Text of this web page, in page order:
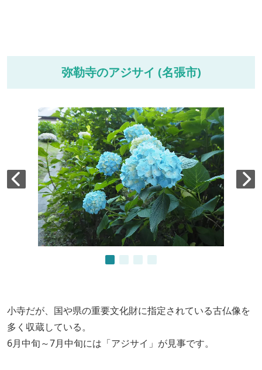
弥勒寺のアジサイ (名張市)
小寺だが、国や県の重要文化財に指定されている古仏像を
多く収蔵している。
6月中旬～7月中旬には「アジサイ」が見事です。